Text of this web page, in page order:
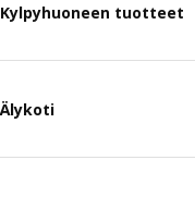
Kylpyhuoneen tuotteet
Älykoti